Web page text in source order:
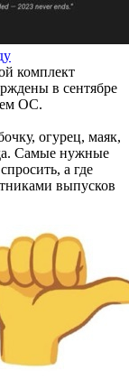
комплект
в сентябре
ОС.
огурец, маяк,
Самые нужные
а где
выпусков